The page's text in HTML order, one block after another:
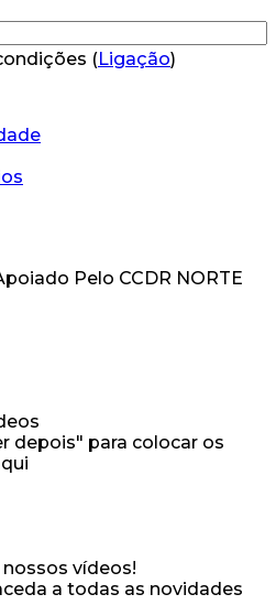
(Ligação)
depois" para colocar os
vídeos!
a todas as novidades